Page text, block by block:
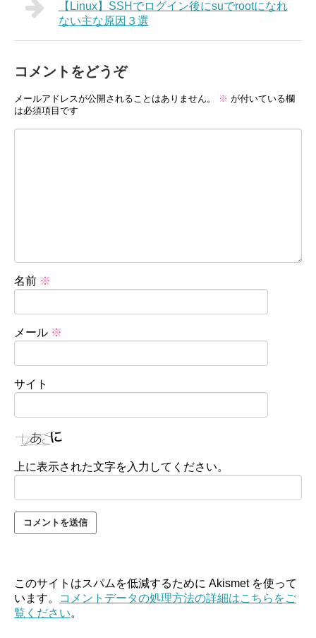
【Linux】SSHでログイン後にsuでrootになれ
ない主な原因３選
コメントをどうぞ
メールアドレスが公開されることはありません。 ※ が付いている欄
は必須項目です
名前 ※
メール ※
サイト
上に表示された文字を入力してください。
このサイトはスパムを低減するために Akismet を使って
います。
コメントデータの処理方法の詳細はこちらをご
覧ください。